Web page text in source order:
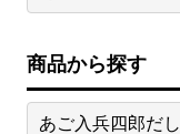
商品から探す
あご入兵四郎だし